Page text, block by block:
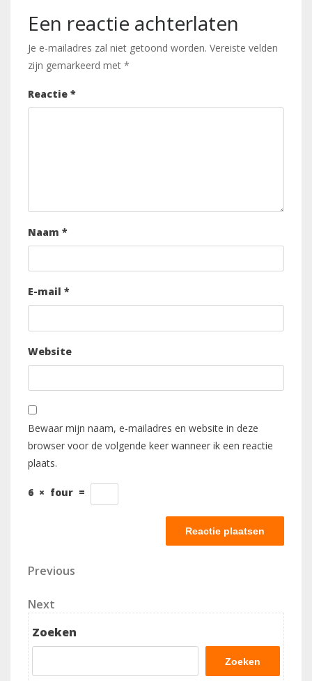
Een reactie achterlaten
Je e-mailadres zal niet getoond worden. Vereiste velden
zijn gemarkeerd met *
Reactie *
Naam *
E-mail *
Website
Bewaar mijn naam, e-mailadres en website in deze
browser voor de volgende keer wanneer ik een reactie
plaats.
6 × four =
Berichtnavigatie
Previous
Previous
Next
Post
Next
Zoeken
Zoeken